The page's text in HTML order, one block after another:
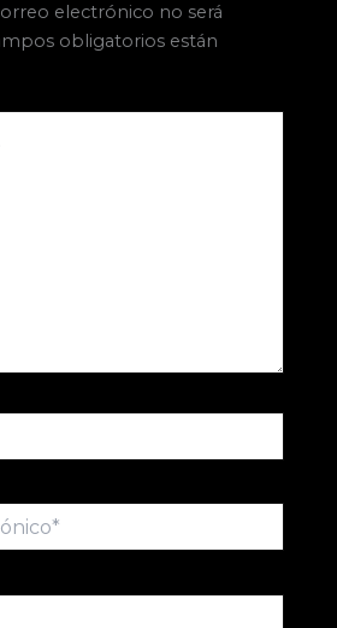
electrónico no será
obligatorios están